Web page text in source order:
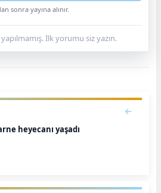
sonra yayına alınır.
İlk yorumu siz yazın.
heyecanı yaşadı